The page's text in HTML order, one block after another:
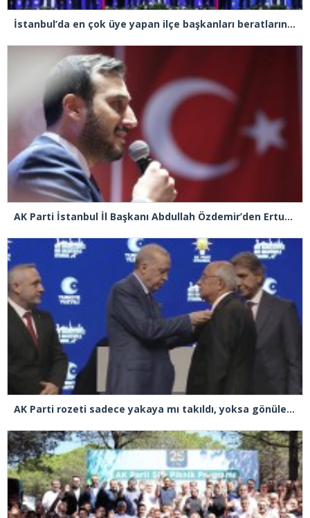
İstanbul’da en çok üye yapan ilçe başkanları beratlarını Cumhurbaşkanı Erdoğan’ın elinden aldı
AK Parti İstanbul İl Başkanı Abdullah Özdemir’den Ertuğrul Özkök’e “Franco” tepkisi
AK Parti rozeti sadece yakaya mı takıldı, yoksa gönüle takılmadı mı?